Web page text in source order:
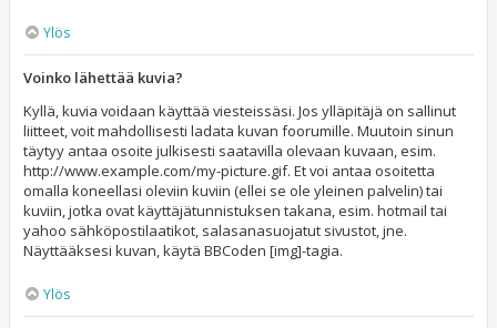
Ylös
Voinko lähettää kuvia?
Kyllä, kuvia voidaan käyttää viesteissäsi. Jos ylläpitäjä on sallinut
liitteet, voit mahdollisesti ladata kuvan foorumille. Muutoin sinun
täytyy antaa osoite julkisesti saatavilla olevaan kuvaan, esim.
http://www.example.com/my-picture.gif. Et voi antaa osoitetta
omalla koneellasi oleviin kuviin (ellei se ole yleinen palvelin) tai
kuviin, jotka ovat käyttäjätunnistuksen takana, esim. hotmail tai
yahoo sähköpostilaatikot, salasanasuojatut sivustot, jne.
Näyttääksesi kuvan, käytä BBCoden [img]-tagia.
Ylös